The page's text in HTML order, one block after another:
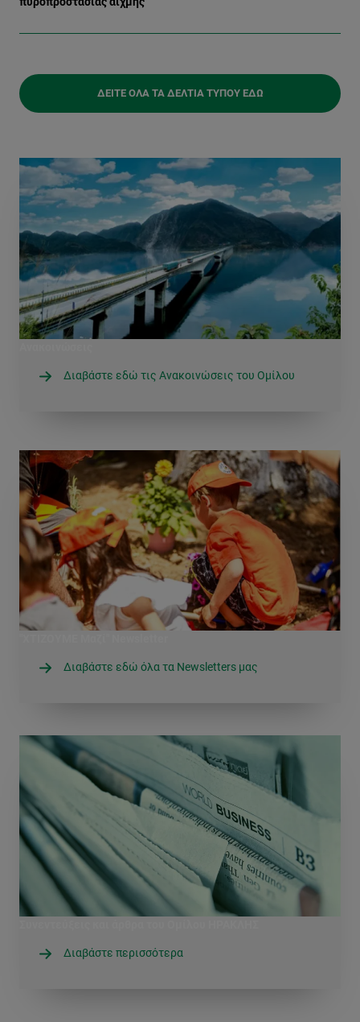
ΔΕΊΤΕ ΌΛΑ ΤΑ ΔΕΛΤΊΑ ΤΎΠΟΥ ΕΔΏ
Διαβάστε εδώ τις Ανακοινώσεις του Ομίλου
Διαβάστε εδώ όλα τα Newsletters μας
Διαβάστε περισσότερα